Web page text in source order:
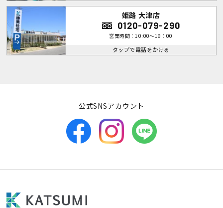
姫路 大津店
0120-079-290
営業時間：10:00～19：00
タップで電話をかける
公式SNSアカウント